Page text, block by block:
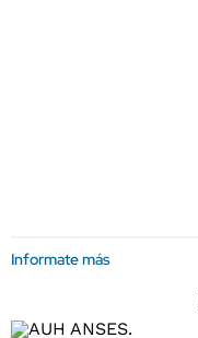
Informate más